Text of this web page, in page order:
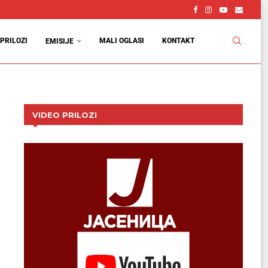
PRILOZI EMISIJE MALI OGLASI KONTAKT
VIDEO PRILOZI